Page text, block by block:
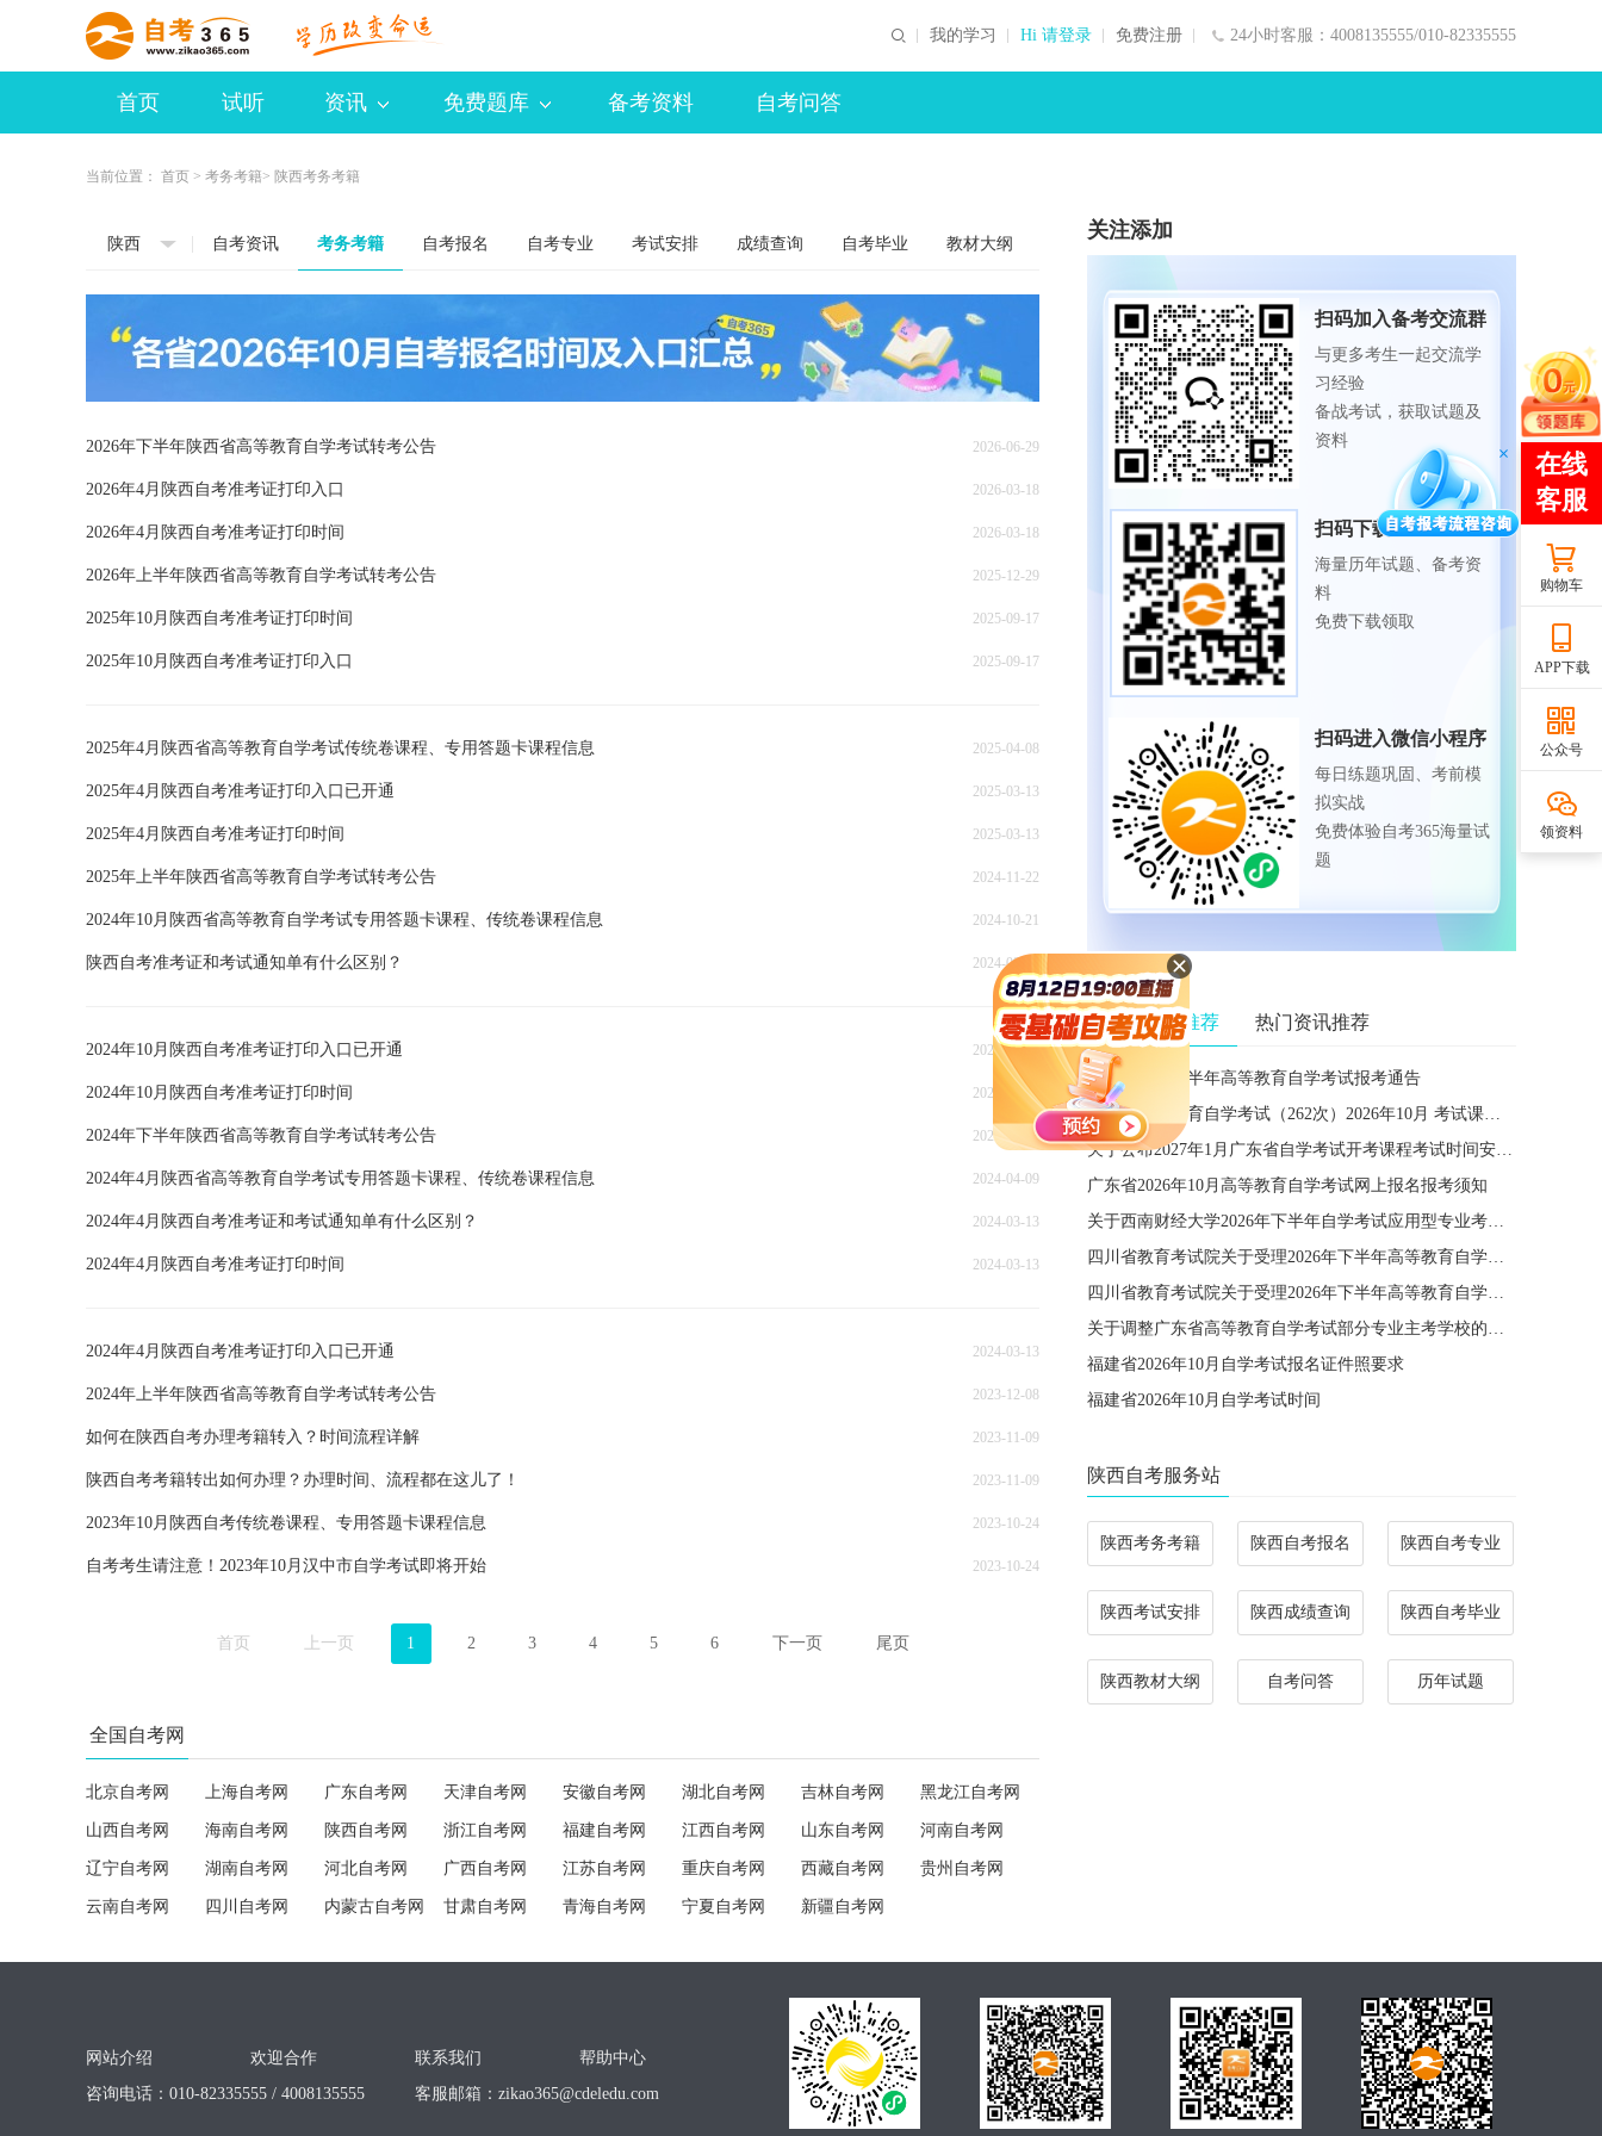
24小时客服：4008135555/010-82335555
我的学习 Hi 请登录 免费注册
首页 试听 资讯 免费题库 备考资料 自考问答
当前位置： 首页 > 考务考籍> 陕西考务考籍
陕西 自考资讯 考务考籍 自考报名 自考专业 考试安排 成绩查询 自考毕业 教材大纲
2026年下半年陕西省高等教育自学考试转考公告 2026-06-29
2026年4月陕西自考准考证打印入口 2026-03-18
2026年4月陕西自考准考证打印时间 2026-03-18
2026年上半年陕西省高等教育自学考试转考公告 2025-12-29
2025年10月陕西自考准考证打印时间 2025-09-17
2025年10月陕西自考准考证打印入口 2025-09-17
2025年4月陕西省高等教育自学考试传统卷课程、专用答题卡课程信息 2025-04-08
2025年4月陕西自考准考证打印入口已开通 2025-03-13
2025年4月陕西自考准考证打印时间 2025-03-13
2025年上半年陕西省高等教育自学考试转考公告 2024-11-22
2024年10月陕西省高等教育自学考试专用答题卡课程、传统卷课程信息 2024-10-21
陕西自考准考证和考试通知单有什么区别？ 2024-09-11
2024年10月陕西自考准考证打印入口已开通 2024-09-11
2024年10月陕西自考准考证打印时间 2024-09-11
2024年下半年陕西省高等教育自学考试转考公告 2024-05-22
2024年4月陕西省高等教育自学考试专用答题卡课程、传统卷课程信息 2024-04-09
2024年4月陕西自考准考证和考试通知单有什么区别？ 2024-03-13
2024年4月陕西自考准考证打印时间 2024-03-13
2024年4月陕西自考准考证打印入口已开通 2024-03-13
2024年上半年陕西省高等教育自学考试转考公告 2023-12-08
如何在陕西自考办理考籍转入？时间流程详解 2023-11-09
陕西自考考籍转出如何办理？办理时间、流程都在这儿了！ 2023-11-09
2023年10月陕西自考传统卷课程、专用答题卡课程信息 2023-10-24
自考考生请注意！2023年10月汉中市自学考试即将开始 2023-10-24
首页 上一页 1 2 3 4 5 6 下一页 尾页
全国自考网
北京自考网 上海自考网 广东自考网 天津自考网 安徽自考网 湖北自考网 吉林自考网 黑龙江自考网
山西自考网 海南自考网 陕西自考网 浙江自考网 福建自考网 江西自考网 山东自考网 河南自考网
辽宁自考网 湖南自考网 河北自考网 广西自考网 江苏自考网 重庆自考网 西藏自考网 贵州自考网
云南自考网 四川自考网 内蒙古自考网 甘肃自考网 青海自考网 宁夏自考网 新疆自考网
关注添加
扫码加入备考交流群
与更多考生一起交流学
习经验
备战考试，获取试题及
资料
扫码下载APP
海量历年试题、备考资
料
免费下载领取
扫码进入微信小程序
每日练题巩固、考前模
拟实战
免费体验自考365海量试
题
相关资讯推荐 热门资讯推荐
宁夏2026年下半年高等教育自学考试报考通告
四川省高等教育自学考试（262次）2026年10月 考试课程简表
关于公布2027年1月广东省自学考试开考课程考试时间安排和使用教材的通知
广东省2026年10月高等教育自学考试网上报名报考须知
关于西南财经大学2026年下半年自学考试应用型专业考籍更改办理的通知
四川省教育考试院关于受理2026年下半年高等教育自学考试省际转考申请的通告
四川省教育考试院关于受理2026年下半年高等教育自学考试考籍更改申请的通告
关于调整广东省高等教育自学考试部分专业主考学校的通知
福建省2026年10月自学考试报名证件照要求
福建省2026年10月自学考试时间
陕西自考服务站
陕西考务考籍 陕西自考报名 陕西自考专业
陕西考试安排 陕西成绩查询 陕西自考毕业
陕西教材大纲 自考问答 历年试题
购物车
APP下载
公众号
领资料
网站介绍 欢迎合作 联系我们
帮助中心
咨询电话：010-82335555 / 4008135555
客服邮箱： zikao365@cdeledu.com